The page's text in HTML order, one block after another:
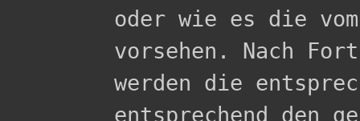
oder wie es die
vorsehen. Nach
werden die
entsprechend den